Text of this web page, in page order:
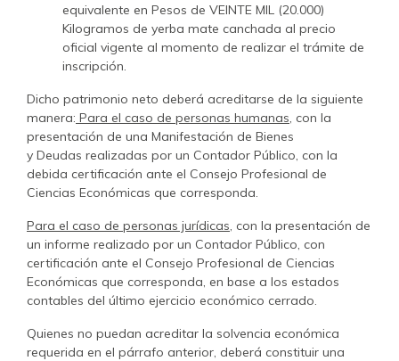
equivalente en Pesos de VEINTE MIL (20.000)
Kilogramos de yerba mate canchada al precio
oficial vigente al momento de realizar el trámite de
inscripción.
Dicho patrimonio neto deberá acreditarse de la siguiente
manera: Para el caso de personas humanas, con la
presentación de una Manifestación de Bienes
y Deudas realizadas por un Contador Público, con la
debida certificación ante el Consejo Profesional de
Ciencias Económicas que corresponda.
Para el caso de personas jurídicas, con la presentación de
un informe realizado por un Contador Público, con
certificación ante el Consejo Profesional de Ciencias
Económicas que corresponda, en base a los estados
contables del último ejercicio económico cerrado.
Quienes no puedan acreditar la solvencia económica
requerida en el párrafo anterior, deberá constituir una